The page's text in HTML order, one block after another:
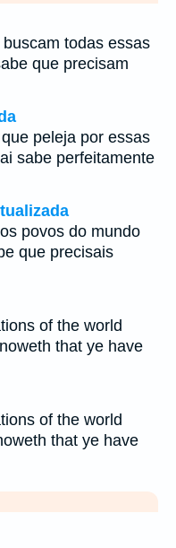
todas essas
que precisam
peleja por essas
sabe perfeitamente
povos do mundo
que precisais
of the world
that ye have
of the world
that ye have